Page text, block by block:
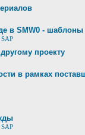
в SMW0 - шаблоны
проекту
в рамках